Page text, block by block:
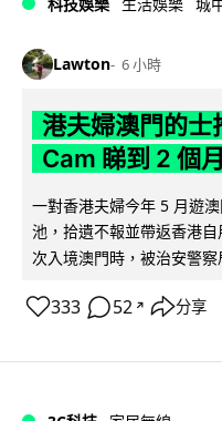
Lawton 6 小時
港夫婦澳門的士
Cam 睇到 2 個
一對香港夫婦今年 5 月遊
池，拾遺不報並帶返香港
次入境澳門時，被治安警察
333 52 ↗ 分享